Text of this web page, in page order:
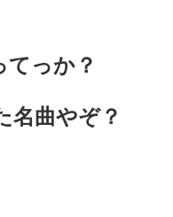
っか？
名曲やぞ？